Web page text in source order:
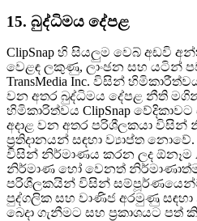
15. බුද්ධිමය දේපළ
ClipSnap හි සියලුම වෙබ් අඩවි
වෙළඳ ලකුණු, ලාංඡන සහ යටින්
TransMedia Inc. විසින්
වන අතර බුද්ධිමය දේපළ නීති
හිමිකාරිත්වය ClipSnap
අදාළ වන අතර පරිශීලකයා විසින්
ප්‍රතිදානයන් සඳහා ව්‍යාප්ත
විසින් නිර්මාණය කරන ලද ඕනෑම
නිර්මාණ හෝ වෙනත්
පරිශීලකයින් විසින්
පුද්ගලික සහ වාණිජ අරමුණු සඳහා
බෙදා ගැනීමට සහ ප්‍රකාශයට පත්